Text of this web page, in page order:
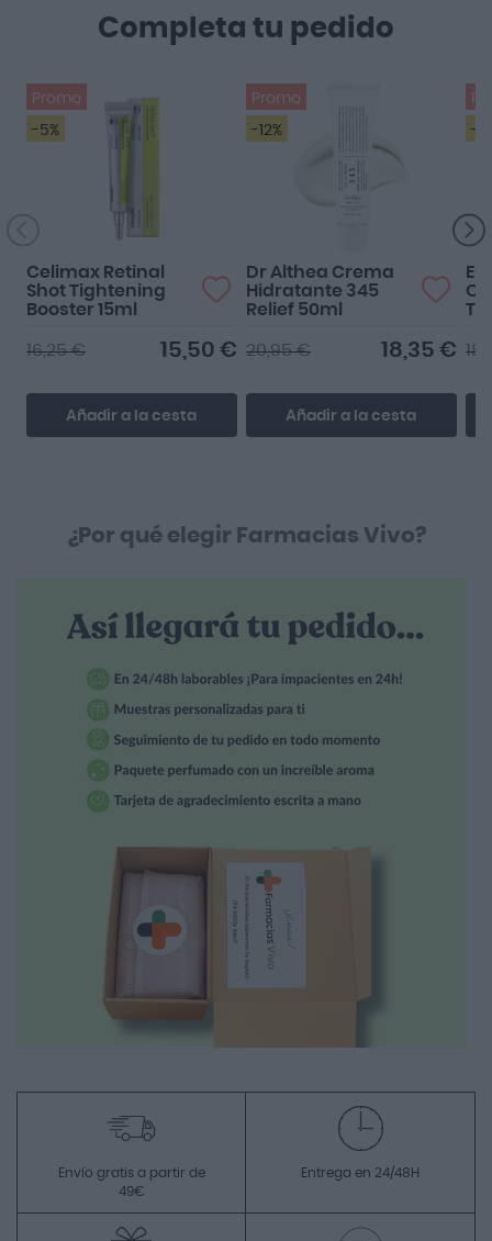
Completa tu pedido
Promo
-5%
Celimax Retinal
Shot Tightening
Booster 15ml
15,50 €
16,25 €
Añadir a la cesta
Promo
-12%
Dr Althea Crema
Hidratante 345
Relief 50ml
18,35 €
20,95 €
Añadir a la cesta
-
¿Por qué elegir Farmacias Vivo?
Envío gratis a partir de
49€
Entrega en 24/48H